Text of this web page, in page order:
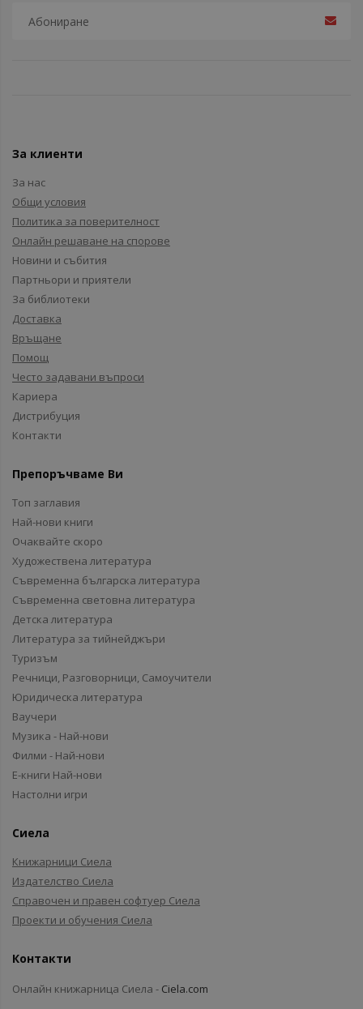
За клиенти
За нас
Общи условия
Политика за поверителност
Онлайн решаване на спорове
Новини и събития
Партньори и приятели
За библиотеки
Доставка
Връщане
Помощ
Често задавани въпроси
Кариера
Дистрибуция
Контакти
Препоръчваме Ви
Топ заглавия
Най-нови книги
Очаквайте скоро
Художествена литература
Съвременна българска литература
Съвременна световна литература
Детска литература
Литература за тийнейджъри
Туризъм
Речници, Разговорници, Самоучители
Юридическа литература
Ваучери
Музика - Най-нови
Филми - Най-нови
Е-книги Най-нови
Настолни игри
Сиела
Книжарници Сиела
Издателство Сиела
Справочен и правен софтуер Сиела
Проекти и обучения Сиела
Контакти
Онлайн книжарница Сиела - Ciela.com